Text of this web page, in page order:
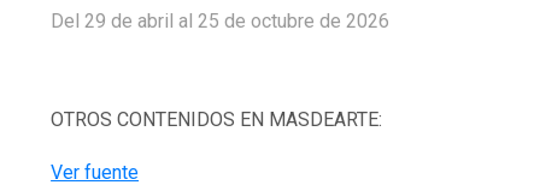
Del 29 de abril al 25 de octubre de 2026
OTROS CONTENIDOS EN MASDEARTE:
Ver fuente